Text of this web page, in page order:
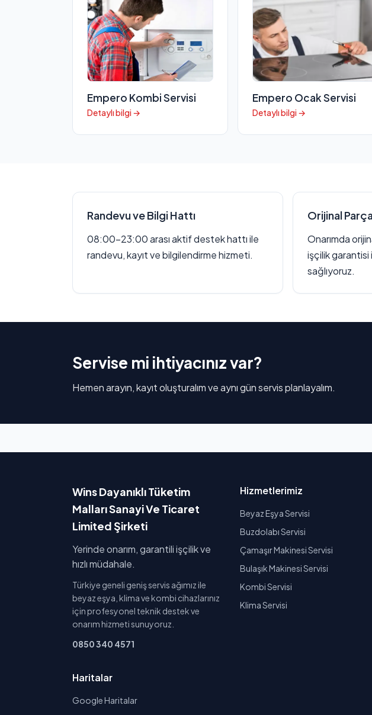
Empero Kombi Servisi
Detaylı bilgi →
Empero Ocak Servisi
Detaylı bilgi →
Randevu ve Bilgi Hattı
08:00–23:00 arası aktif destek hattı ile
randevu, kayıt ve bilgilendirme hizmeti.
Orijinal
Onarımda
işçilik garantisi
sağlıyoruz.
Servise mi ihtiyacınız var?
Hemen arayın, kayıt oluşturalım ve aynı gün servis planlayalım.
Wins Dayanıklı Tüketim
Malları Sanayi Ve Ticaret
Limited Şirketi
Yerinde onarım, garantili işçilik ve
hızlı müdahale.
Türkiye geneli geniş servis ağımız ile
beyaz eşya, klima ve kombi cihazlarınız
için profesyonel teknik destek ve
onarım hizmeti sunuyoruz.
0850 340 4571
Hizmetlerimiz
Beyaz Eşya Servisi
Buzdolabı Servisi
Çamaşır Makinesi Servisi
Bulaşık Makinesi Servisi
Kombi Servisi
Klima Servisi
Haritalar
Google Haritalar